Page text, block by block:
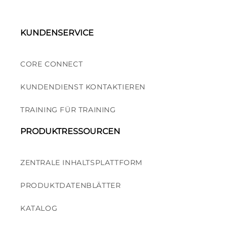
KUNDENSERVICE
CORE CONNECT
KUNDENDIENST KONTAKTIEREN
TRAINING FÜR TRAINING
PRODUKTRESSOURCEN
ZENTRALE INHALTSPLATTFORM
PRODUKTDATENBLÄTTER
KATALOG